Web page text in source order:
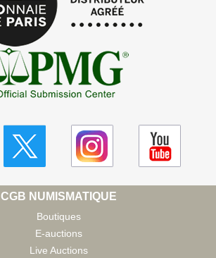
CGB NUMISMATIQUE
Boutiques
E-auctions
Live Auctions